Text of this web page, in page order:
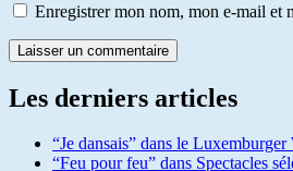
Enregistrer mon nom, mon e-mail et
Les derniers articles
“Je dansais” dans le Luxemburger
“Feu pour feu” dans Spectacles